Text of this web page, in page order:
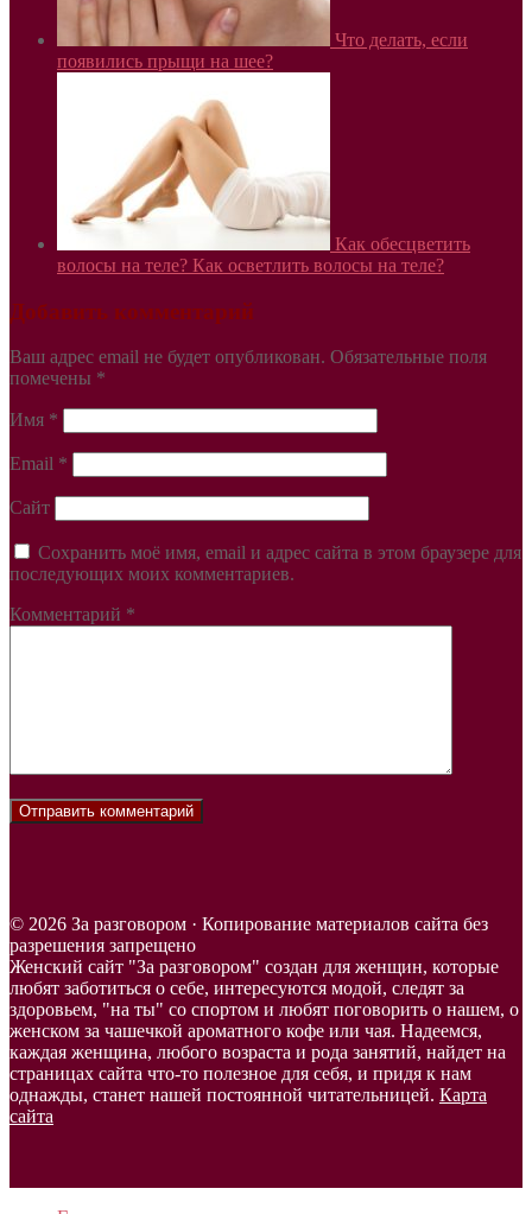
Что делать, если
появились прыщи на шее?
Как обесцветить
волосы на теле? Как осветлить волосы на теле?
Добавить комментарий
Ваш адрес email не будет опубликован. Обязательные поля
помечены *
Имя *
Email *
Сайт
Сохранить моё имя, email и адрес сайта в этом браузере для
последующих моих комментариев.
Комментарий *
© 2026 За разговором · Копирование материалов сайта без
разрешения запрещено
Женский сайт "За разговором" создан для женщин, которые
любят заботиться о себе, интересуются модой, следят за
здоровьем, "на ты" со спортом и любят поговорить о нашем, о
женском за чашечкой ароматного кофе или чая. Надеемся,
каждая женщина, любого возраста и рода занятий, найдет на
страницах сайта что-то полезное для себя, и придя к нам
однажды, станет нашей постоянной читательницей. Карта
сайта